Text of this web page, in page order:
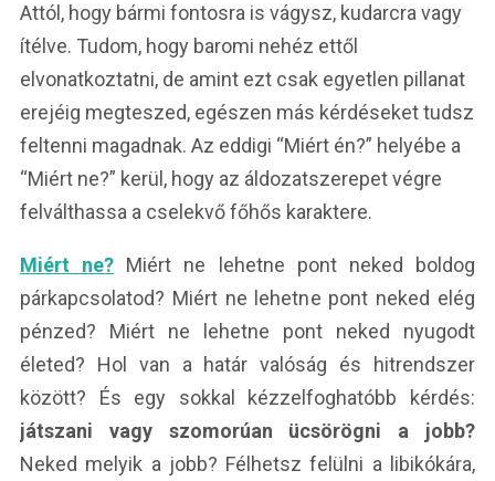
Attól, hogy bármi fontosra is vágysz, kudarcra vagy
ítélve. Tudom, hogy baromi nehéz ettől
elvonatkoztatni, de amint ezt csak egyetlen pillanat
erejéig megteszed, egészen más kérdéseket tudsz
feltenni magadnak. Az eddigi “Miért én?” helyébe a
“Miért ne?” kerül, hogy az áldozatszerepet végre
felválthassa a cselekvő főhős karaktere.
Miért ne? Miért ne lehetne pont neked boldog
párkapcsolatod? Miért ne lehetne pont neked elég
pénzed? Miért ne lehetne pont neked nyugodt
életed? Hol van a határ valóság és hitrendszer
között? És egy sokkal kézzelfoghatóbb kérdés:
játszani vagy szomorúan ücsörögni a jobb?
Neked melyik a jobb? Félhetsz felülni a libikókára,